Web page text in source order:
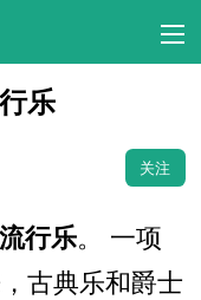
乐
关注
行乐。 一项
古典乐和爵士